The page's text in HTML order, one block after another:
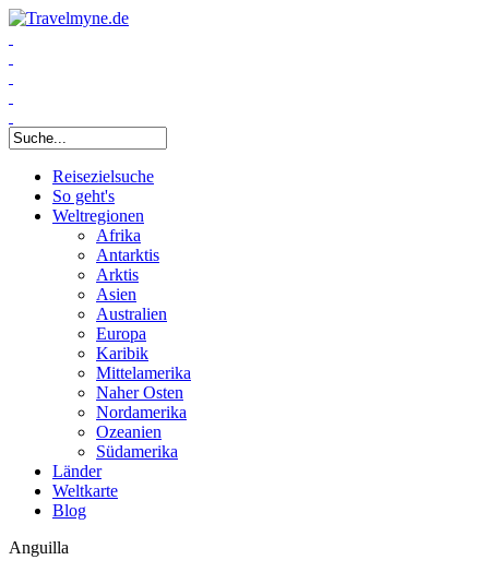
Suchformular
Reisezielsuche
So geht's
Weltregionen
Afrika
Antarktis
Arktis
Asien
Australien
Europa
Karibik
Mittelamerika
Naher Osten
Nordamerika
Ozeanien
Südamerika
Länder
Weltkarte
Blog
Anguilla